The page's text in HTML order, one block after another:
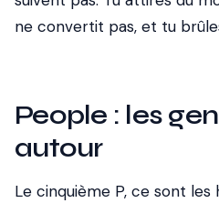
ne convertit pas, et tu
People : les
autour
Le cinquième P, ce sont les